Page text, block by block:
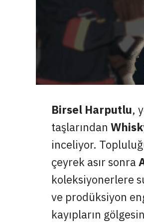
Birsel Harputlu,
taşlarından
inceliyor.
çeyrek asır sonra
koleksiyonerlere
ve prodüksiyon
kayıpların